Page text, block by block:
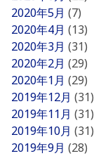
2020年5月 (7)
2020年4月 (13)
2020年3月 (31)
2020年2月 (29)
2020年1月 (29)
2019年12月 (31)
2019年11月 (31)
2019年10月 (31)
2019年9月 (28)